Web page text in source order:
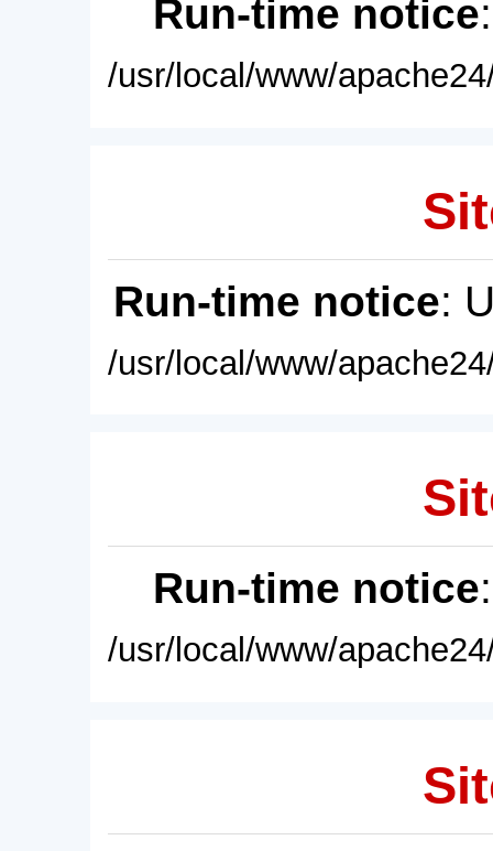
Run-time notice
/usr/local/www/
Run-time notice:
/usr/local/www/
Run-time notice
/usr/local/www/